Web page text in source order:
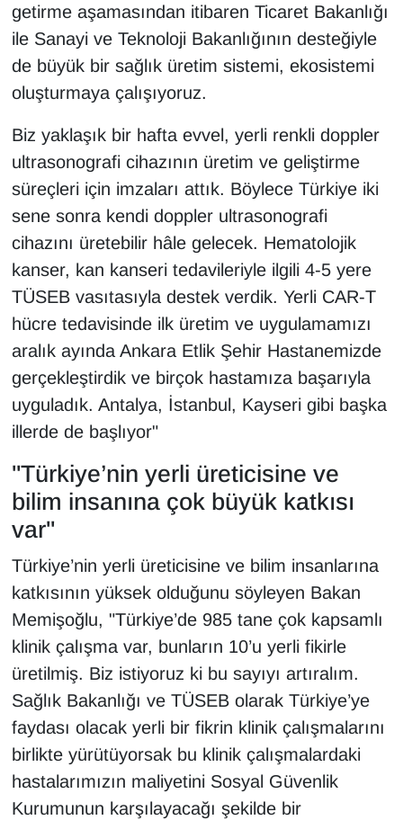
getirme aşamasından itibaren Ticaret Bakanlığı
ile Sanayi ve Teknoloji Bakanlığının desteğiyle
de büyük bir sağlık üretim sistemi, ekosistemi
oluşturmaya çalışıyoruz.
Biz yaklaşık bir hafta evvel, yerli renkli doppler
ultrasonografi cihazının üretim ve geliştirme
süreçleri için imzaları attık. Böylece Türkiye iki
sene sonra kendi doppler ultrasonografi
cihazını üretebilir hâle gelecek. Hematolojik
kanser, kan kanseri tedavileriyle ilgili 4-5 yere
TÜSEB vasıtasıyla destek verdik. Yerli CAR-T
hücre tedavisinde ilk üretim ve uygulamamızı
aralık ayında Ankara Etlik Şehir Hastanemizde
gerçekleştirdik ve birçok hastamıza başarıyla
uyguladık. Antalya, İstanbul, Kayseri gibi başka
illerde de başlıyor"
"Türkiye’nin yerli üreticisine ve
bilim insanına çok büyük katkısı
var"
Türkiye’nin yerli üreticisine ve bilim insanlarına
katkısının yüksek olduğunu söyleyen Bakan
Memişoğlu, "Türkiye’de 985 tane çok kapsamlı
klinik çalışma var, bunların 10’u yerli fikirle
üretilmiş. Biz istiyoruz ki bu sayıyı artıralım.
Sağlık Bakanlığı ve TÜSEB olarak Türkiye’ye
faydası olacak yerli bir fikrin klinik çalışmalarını
birlikte yürütüyorsak bu klinik çalışmalardaki
hastalarımızın maliyetini Sosyal Güvenlik
Kurumunun karşılayacağı şekilde bir